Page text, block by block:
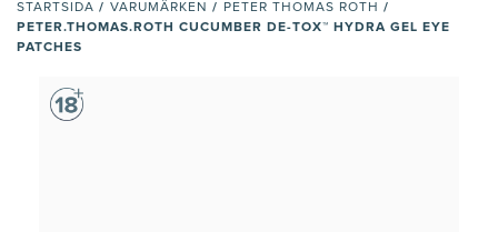
STARTSIDA / VARUMÄRKEN / PETER THOMAS ROTH /
PETER.THOMAS.ROTH CUCUMBER DE-TOX™ HYDRA GEL EYE
PATCHES